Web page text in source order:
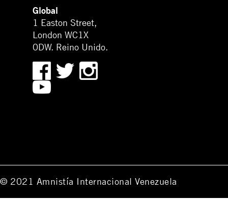
Global
1 Easton Street,
London WC1X
0DW. Reino Unido.
© 2021 Amnistía Internacional Venezuela